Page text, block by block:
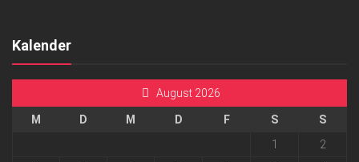
Kalender
August 2026
M D M D F S
S
1
2